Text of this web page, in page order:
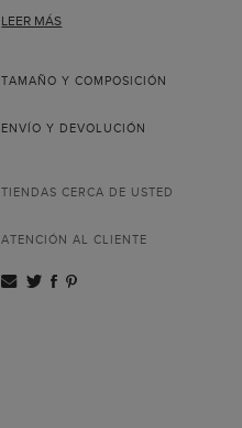
LEER MÁS
TAMAÑO Y COMPOSICIÓN
ENVÍO Y DEVOLUCIÓN
TIENDAS CERCA DE USTED
ATENCIÓN AL CLIENTE